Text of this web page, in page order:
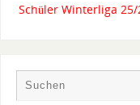
Schüler Winterliga 25/